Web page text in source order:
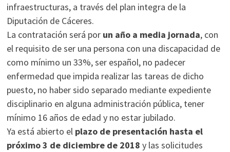
infraestructuras, a través del plan integra de la
Diputación de Cáceres.
La contratación será por un año a media jornada, con
el requisito de ser una persona con una discapacidad de
como mínimo un 33%, ser español, no padecer
enfermedad que impida realizar las tareas de dicho
puesto, no haber sido separado mediante expediente
disciplinario en alguna administración pública, tener
mínimo 16 años de edad y no estar jubilado.
Ya está abierto el plazo de presentación hasta el
próximo 3 de diciembre de 2018 y las solicitudes